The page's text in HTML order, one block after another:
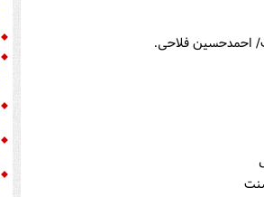
احمدحسین فلاحی.